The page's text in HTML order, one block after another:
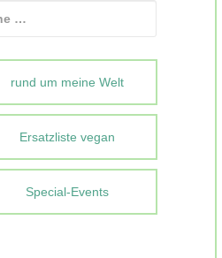
rund um meine Welt
Ersatzliste vegan
Special-Events